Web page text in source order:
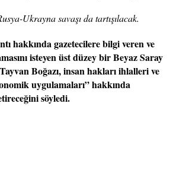
Ukrayna savaşı da tartışılacak.
hakkında gazetecilere bilgi veren ve
isteyen üst düzey bir Beyaz Saray
Boğazı, insan hakları ihlalleri ve
uygulamaları” hakkında
söyledi.